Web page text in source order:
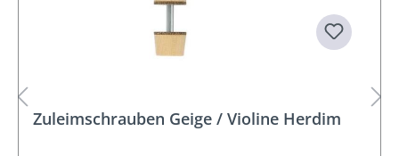
Zuleimschrauben Geige / Violine Herdim